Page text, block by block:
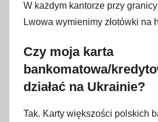
W każdym kantorze przy
Lwowa wymienimy złotówki na
Czy moja karta
bankomatowa/
działać na Ukrainie?
Tak. Karty większości polskich